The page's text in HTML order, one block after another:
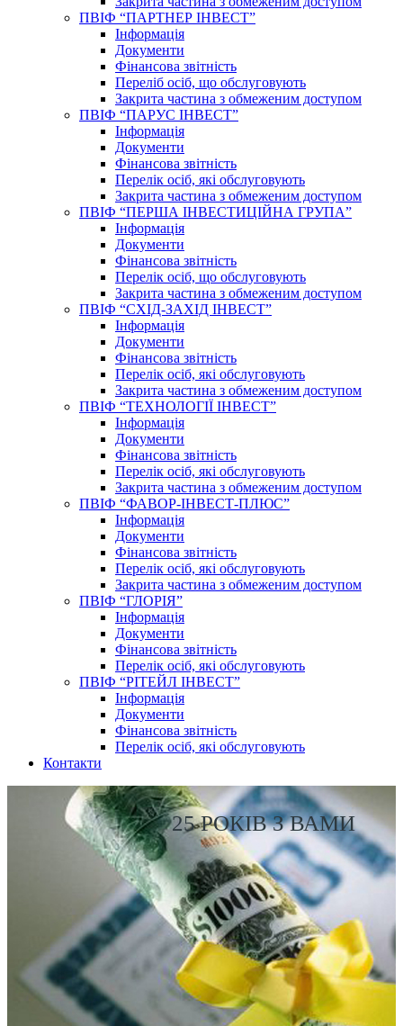
ПВІФ “ПАРТНЕР ІНВЕСТ”
Інформація
Документи
Фінансова звітність
Переліб осіб, що обслуговують
Закрита частина з обмеженим доступом
ПВІФ “ПАРУС ІНВЕСТ”
Інформація
Документи
Фінансова звітність
Перелік осіб, які обслуговують
Закрита частина з обмеженим доступом
ПВІФ “ПЕРША ІНВЕСТИЦІЙНА ГРУПА”
Інформація
Документи
Фінансова звітність
Перелік осіб, що обслуговують
Закрита частина з обмеженим доступом
ПВІФ “СХІД-ЗАХІД ІНВЕСТ”
Інформація
Документи
Фінансова звітність
Перелік осіб, які обслуговують
Закрита частина з обмеженим доступом
ПВІФ “ТЕХНОЛОГІЇ ІНВЕСТ”
Інформація
Документи
Фінансова звітність
Перелік осіб, які обслуговують
Закрита частина з обмеженим доступом
ПВІФ “ФАВОР-ІНВЕСТ-ПЛЮС”
Інформація
Документи
Фінансова звітність
Перелік осіб, які обслуговують
Закрита частина з обмеженим доступом
ПВІФ “ГЛОРІЯ”
Інформація
Документи
Фінансова звітність
Перелік осіб, які обслуговують
ПВІФ “РІТЕЙЛ ІНВЕСТ”
Інформація
Документи
Фінансова звітність
Перелік осіб, які обслуговують
Контакти
25 РОКІВ З ВАМИ